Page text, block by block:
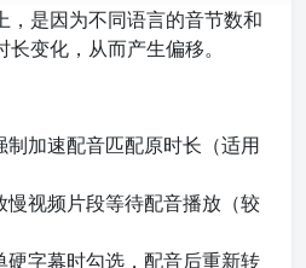
，是因为不同语言的音节数和
变化，从而产生偏移。
制加速配音匹配原时长（适用
慢视频片段等待配音播放（较
硬字幕时勾选，配音后重新转